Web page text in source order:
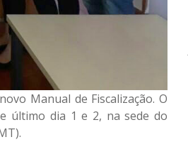
Manual de Fiscalização. O
último dia 1 e 2, na sede do